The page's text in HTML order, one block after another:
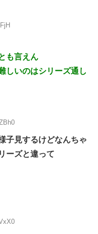
も言えん
しいのはシリーズ通し
子見するけどなんちゃ
ーズと違って